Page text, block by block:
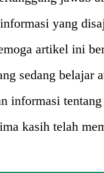
yang
artikel ini
sedang belajar
informasi tentang
kasih telah